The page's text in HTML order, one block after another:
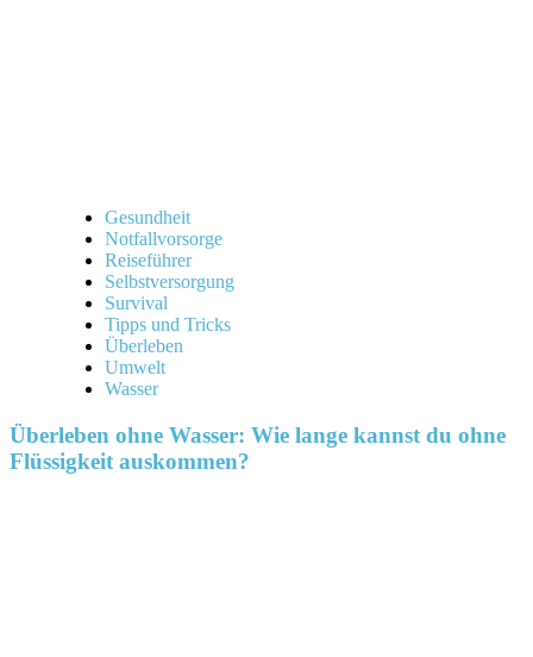
Gesundheit
Notfallvorsorge
Reiseführer
Selbstversorgung
Survival
Tipps und Tricks
Überleben
Umwelt
Wasser
Überleben ohne Wasser: Wie lange kannst du ohne
Flüssigkeit auskommen?